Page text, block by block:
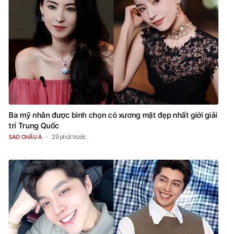
Ba mỹ nhân được bình chọn có xương mặt đẹp nhất giới giải
trí Trung Quốc
SAO CHÂU Á 29 phút trước